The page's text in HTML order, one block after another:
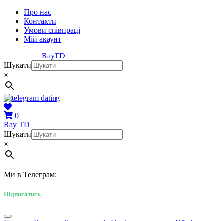
Про нас
Контакти
Умови співпраці
Мій акаунт
RayTD
Шукати
×
0
Ray TD
Шукати
×
Ми в Телеграм:
Підписатись